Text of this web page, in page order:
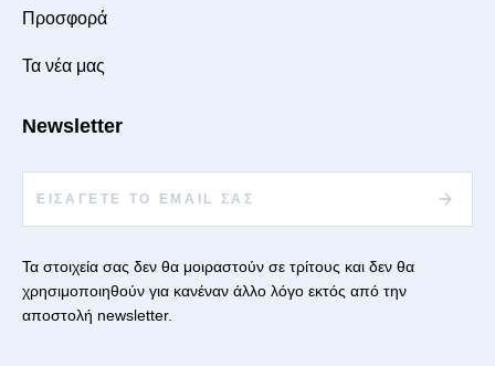
Προσφορά
Τα νέα μας
Newsletter
Τα στοιχεία σας δεν θα μοιραστούν σε τρίτους και δεν θα
χρησιμοποιηθούν για κανέναν άλλο λόγο εκτός από την
αποστολή newsletter.